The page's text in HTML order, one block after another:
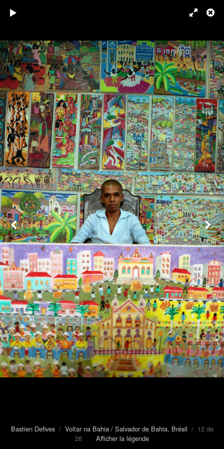
Bastien Defives/ Voltar na Bahia / Salvador de Bahia, Brésil / 12 de
26 Afficher la légende